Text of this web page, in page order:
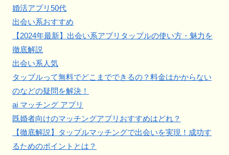
婚活アプリ50代
出会い系おすすめ
【2024年最新】出会い系アプリタップルの使い方・魅力を
徹底解説
出会い系人気
タップルって無料でどこまでできるの？料金はかからない
のなどの疑問を解決！
ai マッチング アプリ
既婚者向けのマッチングアプリおすすめはどれ？
【徹底解説】タップルマッチングで出会いを実現！成功す
るためのポイントとは？